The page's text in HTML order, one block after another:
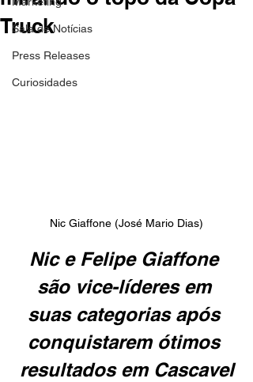
Sala de Notícias
Press Releases
Curiosidades
Truck
Nic Giaffone (José Mario Dias)
Nic e Felipe Giaffone
são vice-líderes em
suas categorias após
conquistarem ótimos
resultados em Cascavel